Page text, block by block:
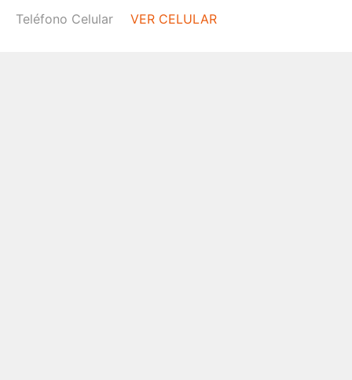
Teléfono Celular
VER CELULAR